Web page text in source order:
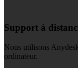
Support à
Nous utilisons
ordinateur.